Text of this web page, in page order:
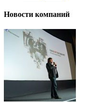
Новости компаний